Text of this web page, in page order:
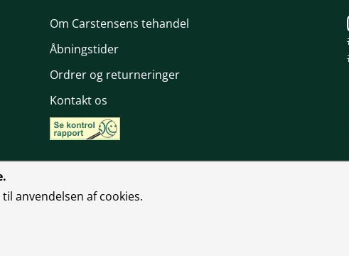
anvendelsen af cookies.
Om Carstensens tehandel
Åbningstider
Ordrer og returneringer
Kontakt os